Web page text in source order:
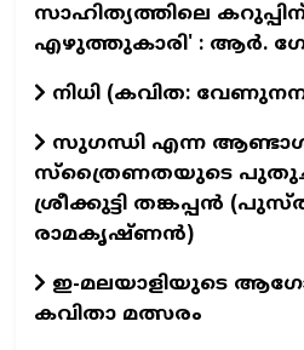
സാഹിത്യത്തിലെ
എഴുത്തുകാരി' : ആർ.
നിധി (കവിത:
സുഗന്ധി എന്ന
സ്ത്രൈണതയുടെ
ശ്രീക്കുട്ടി തങ്കപ്പന്‍
രാമകൃഷ്ണന്‍)
ഇ-മലയാളിയുടെ
കവിതാ മത്സരം